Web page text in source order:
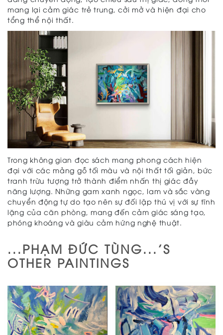
mang lại cảm giác trẻ trung, cởi mở và hiện đại cho
tổng thể nội thất.
Trong không gian đọc sách mang phong cách hiện
đại với các mảng gỗ tối màu và nội thất tối giản, bức
tranh trừu tượng trở thành điểm nhấn thị giác đầy
năng lượng. Những gam xanh ngọc, lam và sắc vàng
chuyển động tự do tạo nên sự đối lập thú vị với sự tĩnh
lặng của căn phòng, mang đến cảm giác sáng tạo,
phóng khoáng và giàu cảm hứng nghệ thuật.
...PHẠM ĐỨC TÙNG...'S
OTHER PAINTINGS